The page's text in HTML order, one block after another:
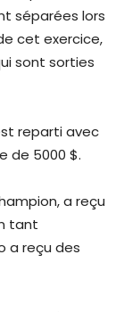
séparées lors
cet exercice,
sont sorties
reparti avec
de 5000 $.
a reçu
tant
a reçu des